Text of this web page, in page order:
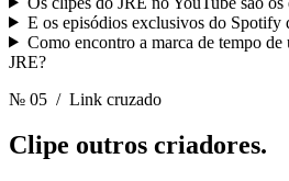
E os episódios exclusivos do Spotify
Como encontro a marca de tempo
JRE?
№ 05 / Link cruzado
Clipe outros criadores.